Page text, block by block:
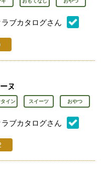
ブカタログさん
録：
メント：
ヌ
イン スイーツ おやつ
ブカタログさん
録：
メント：